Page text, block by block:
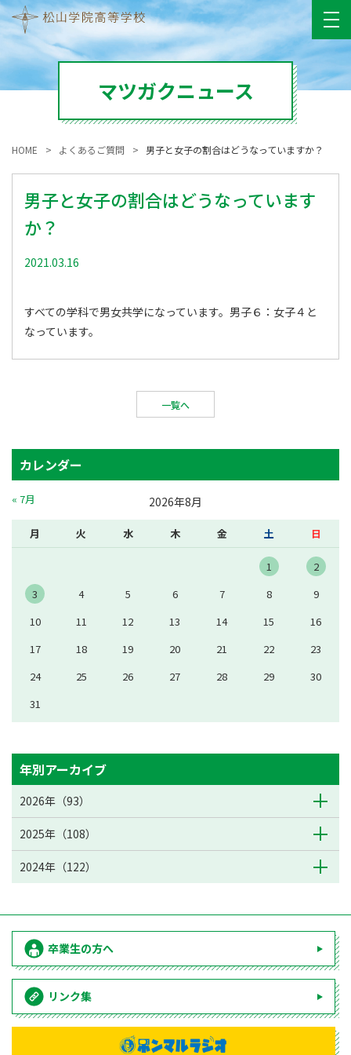
マツガクニュース
HOME よくあるご質問 男子と女子の割合はどうなっていますか？
男子と女子の割合はどうなっています
か？
2021.03.16
すべての学科で男女共学になっています。男子６：女子４と
なっています。
一覧へ
カレンダー
2026年8月
月 火 水 木 金 土 日
1
2
3
4 5 6 7 8
9
10
11 12 13 14 15
16
17
18 19 20 21 22
23
24
25 26 27 28 29
30
31
« 7月
年別アーカイブ
2026年（93）
2025年（108）
2024年（122）
卒業生の方へ
リンク集